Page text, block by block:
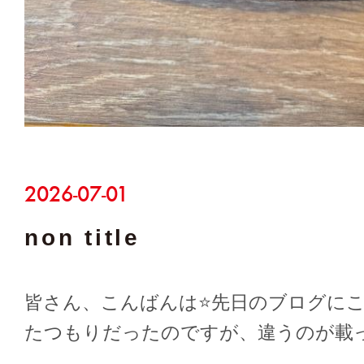
2026-07-01
non title
皆さん、こんばんは⭐先日のブログに
たつもりだったのですが、違うのが載